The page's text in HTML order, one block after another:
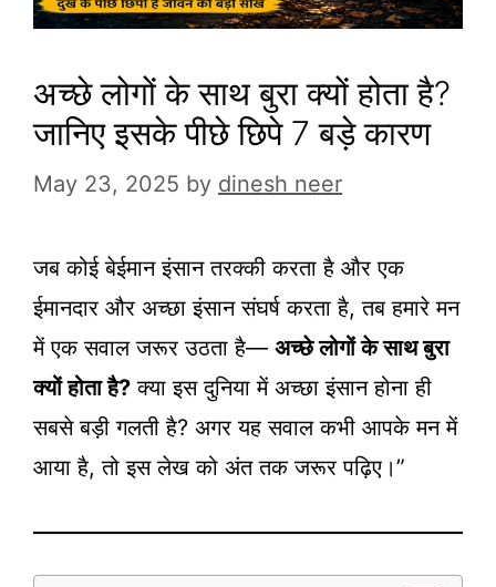
अच्छे लोगों के साथ बुरा क्यों होता है?
जानिए इसके पीछे छिपे 7 बड़े कारण
May 23, 2025 by dinesh neer
जब कोई बेईमान इंसान तरक्की करता है और एक
ईमानदार और अच्छा इंसान संघर्ष करता है, तब हमारे मन
में एक सवाल जरूर उठता है— अच्छे लोगों के साथ बुरा
क्यों होता है? क्या इस दुनिया में अच्छा इंसान होना ही
सबसे बड़ी गलती है? अगर यह सवाल कभी आपके मन में
आया है, तो इस लेख को अंत तक जरूर पढ़िए।”